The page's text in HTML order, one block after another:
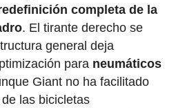
completa de la
. El tirante derecho se
general deja
paraneumáticos
Giant no ha facilitado
las bicicletas